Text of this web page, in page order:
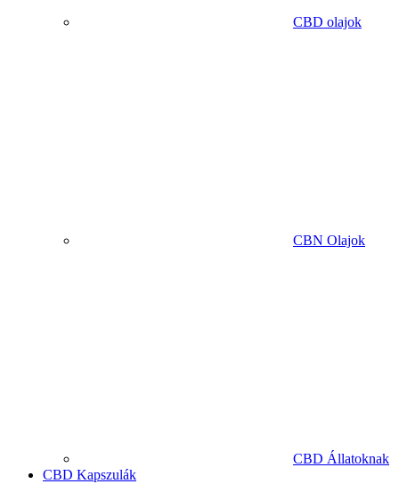
CBD olajok
CBN Olajok
CBD Állatoknak
CBD Kapszulák